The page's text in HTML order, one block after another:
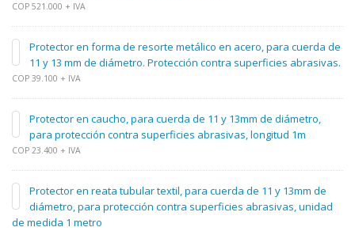
COP 521.000 + IVA
Protector en forma de resorte metálico en acero, para cuerda de
11 y 13 mm de diámetro. Protección contra superficies abrasivas.
COP 39.100 + IVA
Protector en caucho, para cuerda de 11 y 13mm de diámetro,
para protección contra superficies abrasivas, longitud 1m
COP 23.400 + IVA
Protector en reata tubular textil, para cuerda de 11 y 13mm de
diámetro, para protección contra superficies abrasivas, unidad
de medida 1 metro